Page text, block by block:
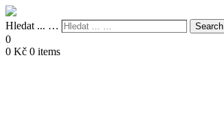
Hledat ... … Search
0
0 Kč 0 items